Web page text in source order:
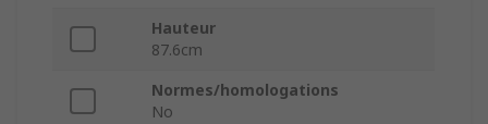
Hauteur
87.6cm
Normes/homologations
No